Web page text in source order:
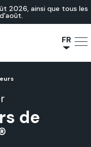
2026, ainsi que tous les
FR
de